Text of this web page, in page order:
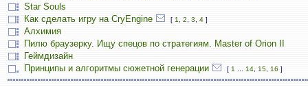
Star Souls
Как сделать игру на CryEngine
[ 1 2 3 4 ]
Алхимия
Пилю браузерку. Ищу спецов по стратегиям. Master of Orion II
Геймдизайн
Принципы и алгоритмы сюжетной генерации
[ 1 14 15 16 ]